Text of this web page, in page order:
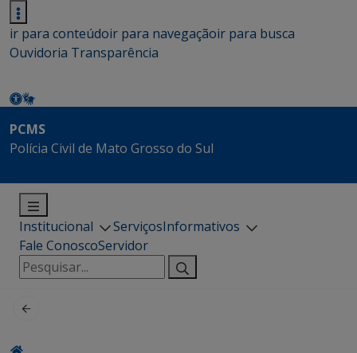
ir para conteúdoir para navegaçãoir para busca
Ouvidoria Transparência
PCMS
Polícia Civil de Mato Grosso do Sul
Institucional ServiçosInformativos
Fale ConoscoServidor
Pesquisar
por: